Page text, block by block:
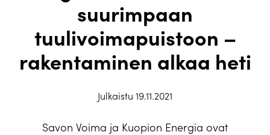
suurimpaan
tuulivoimapuistoon –
rakentaminen alkaa heti
Julkaistu 19.11.2021
Savon Voima ja Kuopion Energia ovat